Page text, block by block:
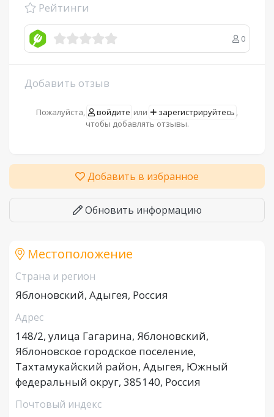
Рейтинги
0
Добавить отзыв
Пожалуйста, войдите или зарегистрируйтесь ,
чтобы добавлять отзывы.
Добавить в избранное
Обновить информацию
Местоположение
Страна и регион
Яблоновский, Адыгея, Россия
Адрес
148/2, улица Гагарина, Яблоновский,
Яблоновское городское поселение,
Тахтамукайский район, Адыгея, Южный
федеральный округ, 385140, Россия
Почтовый индекс